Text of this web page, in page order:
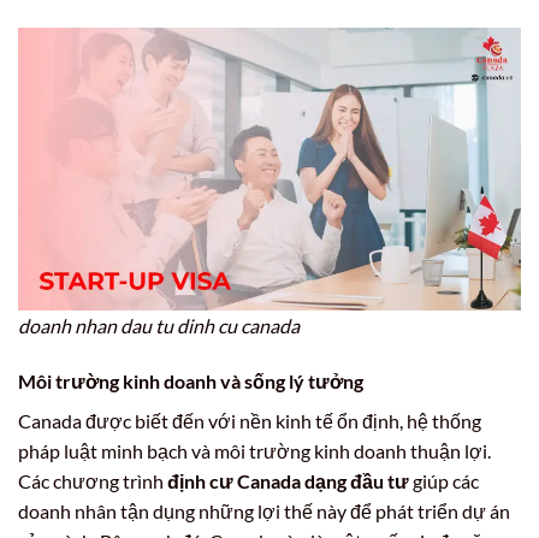
doanh nhan dau tu dinh cu canada
Môi trường kinh doanh và sống lý tưởng
Canada được biết đến với nền kinh tế ổn định, hệ thống
pháp luật minh bạch và môi trường kinh doanh thuận lợi.
Các chương trình định cư Canada dạng đầu tưgiúp các
doanh nhân tận dụng những lợi thế này để phát triển dự án